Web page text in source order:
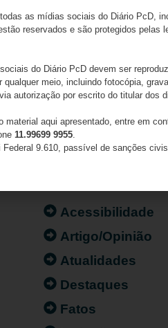
Acessibilidade
Artigo/Opinião
Atualidades
Destaques
Fatos
as mídias sociais do Diário PcD,
reservados e são protegidos pelas
do Diário PcD devem ser
meio, incluindo fotocópia,
autorização por escrito do titular dos
aqui apresentado, entre em
11.99699 9955.
9.610, passível de sanções